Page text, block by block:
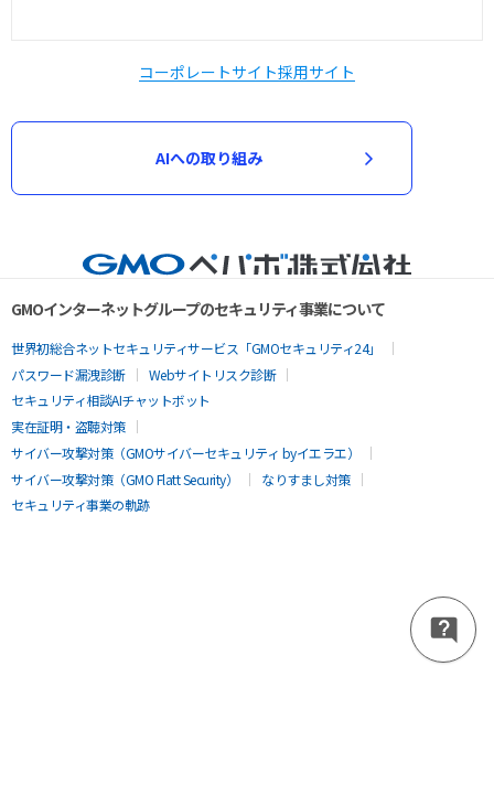
コーポレートサイト採用サイト
AIへの取り組み
GMOインターネットグループのセキュリティ事業について
世界初総合ネットセキュリティサービス「GMOセキュリティ24」
パスワード漏洩診断
Webサイトリスク診断
セキュリティ相談AIチャットボット
実在証明・盗聴対策
サイバー攻撃対策（GMOサイバーセキュリティ byイエラエ）
サイバー攻撃対策（GMO Flatt Security）
なりすまし対策
セキュリティ事業の軌跡